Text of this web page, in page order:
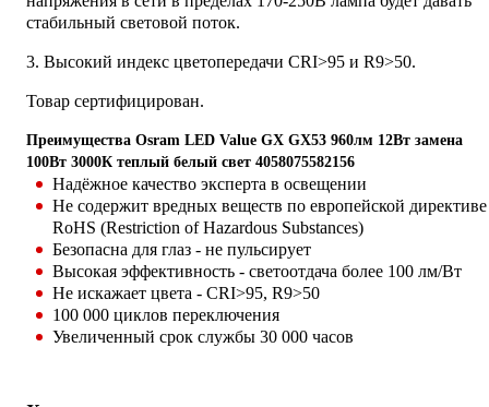
стабильный световой поток.
3. Высокий индекс цветопередачи CRI>95 и R9>50.
Товар сертифицирован.
Преимущества Osram LED Value GX GX53 960лм 12Вт замена
100Вт 3000К теплый белый свет 4058075582156
Надёжное качество эксперта в освещении
Не содержит вредных веществ по европейской директиве
RoHS (Restriction of Hazardous Substances)
Безопасна для глаз - не пульсирует
Высокая эффективность - светоотдача более 100 лм/Вт
Не искажает цвета - CRI>95, R9>50
100 000 циклов переключения
Увеличенный срок службы 30 000 часов